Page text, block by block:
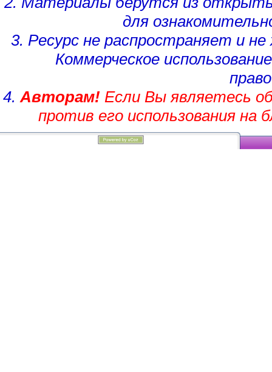
для
3. Ресурс не распространяет и
Коммерческое
4. Авторам!Если Вы являетесь
против его использования на